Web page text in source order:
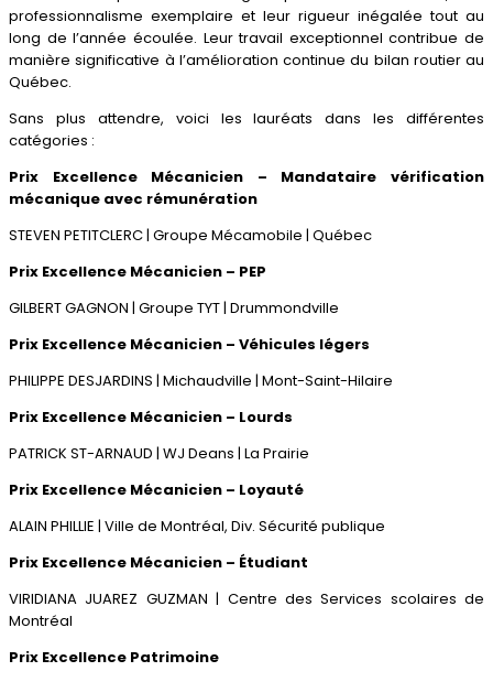
professionnalisme exemplaire et leur rigueur inégalée tout au
long de l’année écoulée. Leur travail exceptionnel contribue de
manière significative à l’amélioration continue du bilan routier au
Québec.
Sans plus attendre, voici les lauréats dans les différentes
catégories :
Prix Excellence Mécanicien
– Mandataire vérification
mécanique avec rémunération
STEVEN PETITCLERC | Groupe Mécamobile | Québec
Prix Excellence Mécanicien – PEP
GILBERT GAGNON | Groupe TYT | Drummondville
Prix Excellence Mécanicien – Véhicules légers
PHILIPPE DESJARDINS | Michaudville | Mont-Saint-Hilaire
Prix Excellence Mécanicien – Lourds
PATRICK ST-ARNAUD | WJ Deans | La Prairie
Prix Excellence Mécanicien – Loyauté
ALAIN PHILLIE | Ville de Montréal, Div. Sécurité publique
Prix Excellence Mécanicien – Étudiant
VIRIDIANA JUAREZ GUZMAN | Centre des Services scolaires de
Montréal
Prix Excellence Patrimoine